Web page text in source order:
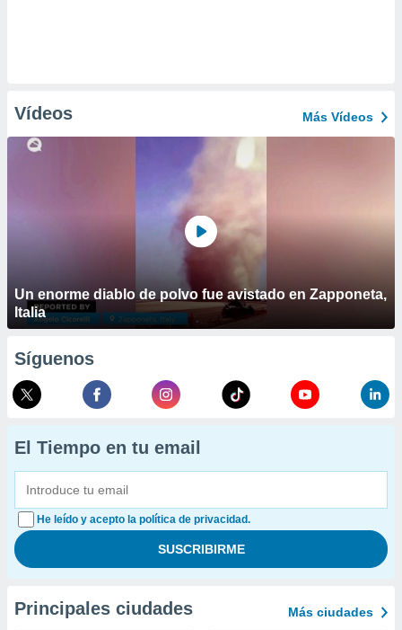
Vídeos Más Vídeos
Un enorme diablo de polvo fue avistado en Zapponeta,
Italia
Síguenos
El Tiempo en tu email
He leído y acepto la política de privacidad.
Principales ciudades Más ciudades